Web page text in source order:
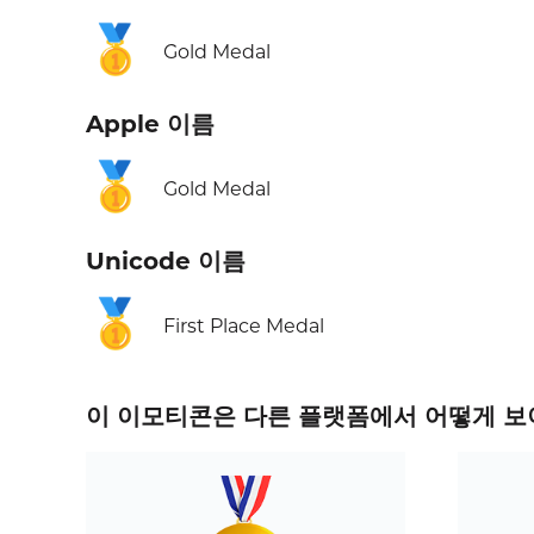
🥇 Gold Medal
Apple 이름
🥇 Gold Medal
Unicode 이름
🥇 First Place Medal
이 이모티콘은 다른 플랫폼에서 어떻게